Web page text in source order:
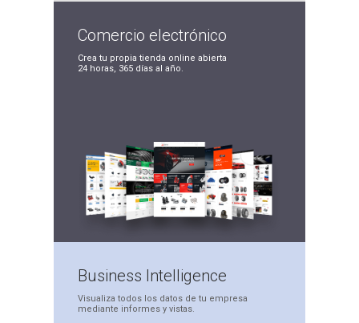
Comercioelectrónico
Crea tu propia tienda online abierta
24 horas, 365 días al año.
Business Intelligence
Visualiza todos los datos de tu empresa
mediante informes y vistas.